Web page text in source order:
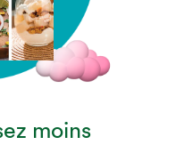
moins